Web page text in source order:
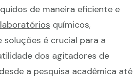
de maneira eficiente e
laboratórios químicos,
é crucial para a
dos agitadores de
a pesquisa acadêmica até